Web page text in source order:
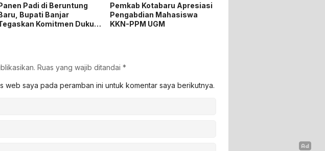
Padi di Beruntung
Bupati Banjar
Komitmen Dukung
Pemkab Kotabaru Apresiasi
Pengabdian Mahasiswa
KKN-PPM UGM
Ruas yang wajib ditandai *
web saya pada peramban ini untuk komentar saya berikutnya.